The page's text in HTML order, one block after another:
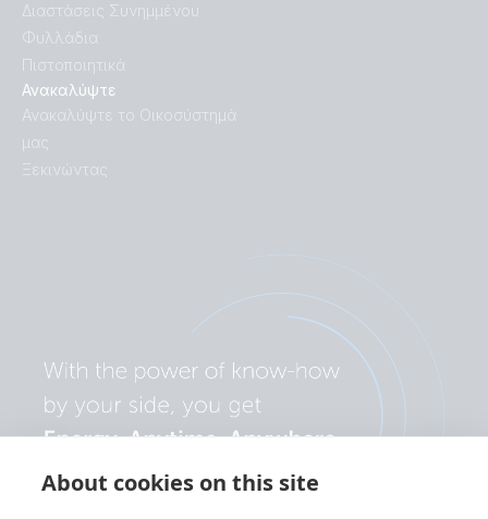
About cookies on this site
Ανακαλύψτε
Ανακαλύψτε το Οικοσύστημά
μας
Ξεκινώντας
Διαστάσεις Συνημμένου
Φυλλάδια
Πιστοποιητικά